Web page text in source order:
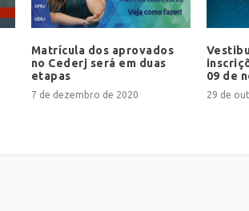
Matrícula dos aprovados
no Cederj será em duas
etapas
7 de dezembro de 2020
09 de
29 de